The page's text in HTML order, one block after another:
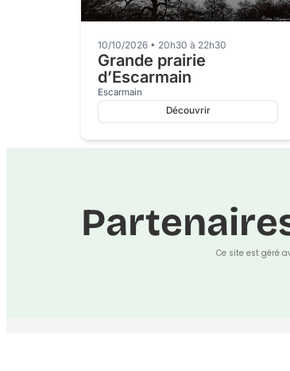
10/10/2026 • 20h30 à 22h30
Grande prairie
d’Escarmain
Escarmain
Découvrir
Ce site est géré